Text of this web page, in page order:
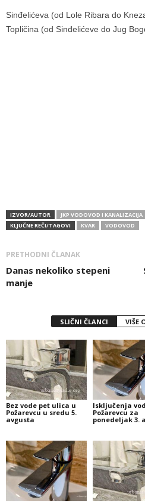
Sinđelićeva (od Lole Ribara do
Topličina (od Sinđelićeve do Jug
IZVOR/AUTOR
JKP VODOVOD I KANALIZACIJA
KLJUČNE REČI/TAGOVI
KVAR VODOVOD
PRETHODNI ČLANAK
Danas nekoliko stepeni
manje
SLIČNI ČLANCI VIŠE
Bez vode pet ulica u
Požarevcu u sredu 5.
avgusta
Isključenja
Požarevcu za
ponedeljak 3.